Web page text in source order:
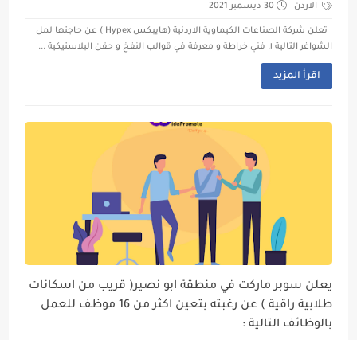
الاردن 30 ديسمبر 2021
تعلن شركة الصناعات الكيماوية الاردنية (هايبكس Hypex ) عن حاجتها لمل
الشواغر التالية ١. فني خراطة و معرفة في قوالب النفخ و حقن البلاستيكية ...
اقرأ المزيد
يعلن سوبر ماركت في منطقة ابو نصير( قريب من اسكانات
طلابية راقية ) عن رغبته بتعين اكثر من 16 موظف للعمل
بالوظائف التالية :